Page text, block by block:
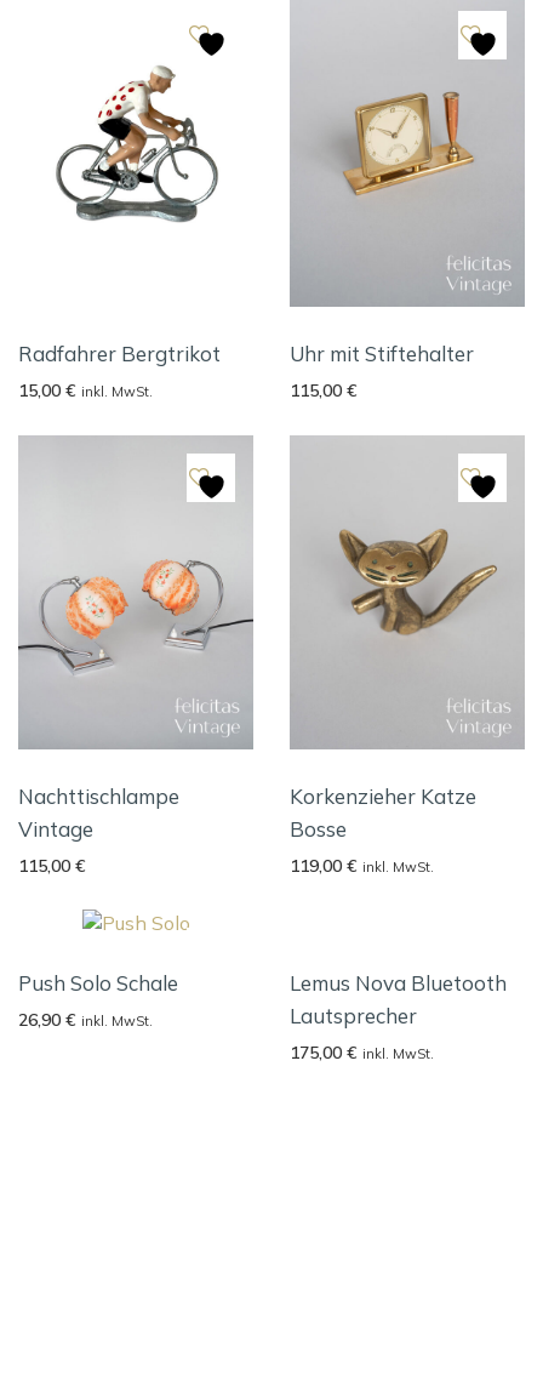
Radfahrer Bergtrikot
15,00 € inkl. MwSt.
Uhr mit Stiftehalter
115,00 €
Nachttischlampe
Vintage
115,00 €
Korkenzieher Katze
Bosse
119,00 € inkl. MwSt.
Push Solo Schale
26,90 € inkl. MwSt.
Lemus Nova Bluetooth
Lautsprecher
175,00 € inkl. MwSt.